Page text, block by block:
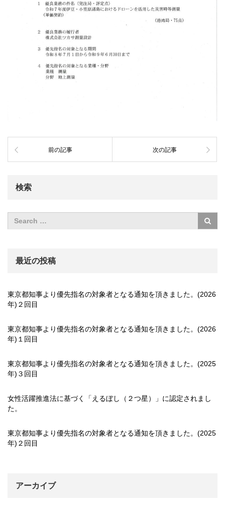
前の記事 次の記事
検索
最近の投稿
東京都知事より優先指名の対象者となる通知を頂きました。(2026
年)２回目
東京都知事より優先指名の対象者となる通知を頂きました。(2026
年)１回目
東京都知事より優先指名の対象者となる通知を頂きました。(2025
年)３回目
女性活躍推進法に基づく「えるぼし（２つ星）」に認定されまし
た。
東京都知事より優先指名の対象者となる通知を頂きました。(2025
年)２回目
アーカイブ